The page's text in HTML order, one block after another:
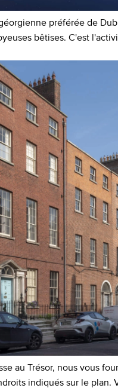
préférée de
bêtises. C'est
au Trésor, nous vous
indiqués sur le plan.